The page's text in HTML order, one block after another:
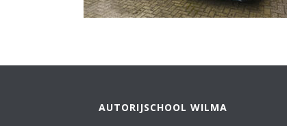
AUTORIJSCHOOL WILMA